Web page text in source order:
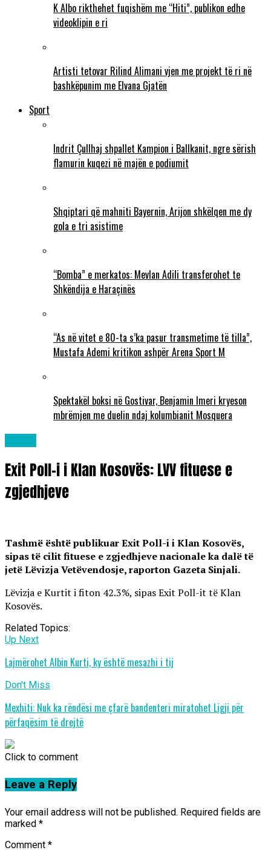
K Albo rikthehet fuqishëm me “Hiti”, publikon edhe
videoklipin e ri
Artisti tetovar Rilind Alimani vjen me projekt të ri në
bashkëpunim me Elvana Gjatën
Sport
Indrit Çullhaj shpallet Kampion i Ballkanit, ngre sërish
flamurin kuqezi në majën e podiumit
Shqiptari që mahniti Bayernin, Arijon shkëlqen me dy
gola e tri asistime
“Bomba” e merkatos: Mevlan Adili transferohet te
Shkëndija e Haraçinës
“As në vitet e 80-ta s’ka pasur transmetime të tilla”,
Mustafa Ademi kritikon ashpër Arena Sport M
Spektakël boksi në Gostivar, Benjamin Imeri kryeson
mbrëmjen me duelin ndaj kolumbianit Mosquera
Exit Poll-i i Klan Kosovës: LVV fituese e
zgjedhjeve
Tashmë është publikuar Exit Poll-i i Klan Kosovës,
sipas të cilit fituese e zgjedhjeve nacionale ka dalë të
jetë Lëvizja Vetëvendosje, raporton Gazeta Sinjali.
Lëvizja e Kurtit i fiton 42.3%, sipas Exit Poll-it të Klan
Kosovës.
Related Topics:
Up Next
Lajmërohet Albin Kurti, ky është mesazhi i tij
Don't Miss
Mexhiti: Nuk ka rëndësi me çfarë bandenteri miratohet Ligji për
përfaqësim të drejtë
Click to comment
Leave a Reply
Your email address will not be published. Required fields are
marked *
Comment *